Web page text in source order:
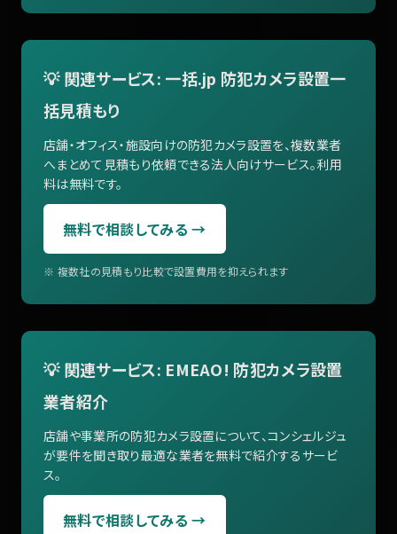
💡 関連サービス: 一括.jp 防犯カメラ設置一
括見積もり
店舗・オフィス・施設向けの防犯カメラ設置を、複数業者
へまとめて見積もり依頼できる法人向けサービス。利用
料は無料です。
無料で相談してみる →
※ 複数社の見積もり比較で設置費用を抑えられます
💡 関連サービス: EMEAO! 防犯カメラ設置
業者紹介
店舗や事業所の防犯カメラ設置について、コンシェルジュ
が要件を聞き取り最適な業者を無料で紹介するサービ
ス。
無料で相談してみる →